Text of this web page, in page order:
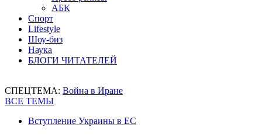
АБК
Спорт
Lifestyle
Шоу-биз
Наука
БЛОГИ ЧИТАТЕЛЕЙ
СПЕЦТЕМА: Война в Иране
ВСЕ ТЕМЫ
Вступление Украины в ЕС